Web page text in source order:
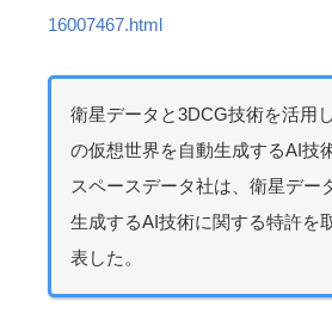
16007467.html
衛星データと3DCG技術を活用
の仮想世界を自動生成するAI技
スペースデータ社は、衛星デー
生成するAI技術に関する特許を
表した。